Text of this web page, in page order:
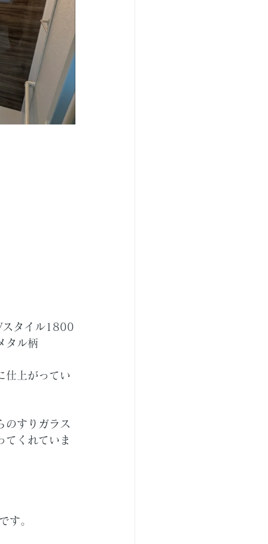
スタイル1800
ル柄
仕上がってい
のすりガラス
てくれていま
す。